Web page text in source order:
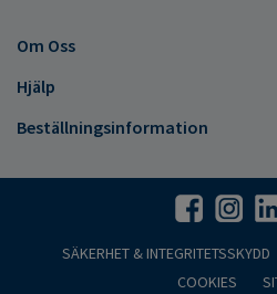
Om Oss
Hjälp
Beställningsinformation
SÄKERHET & INTEGRITETSSKYDD
COOKIES